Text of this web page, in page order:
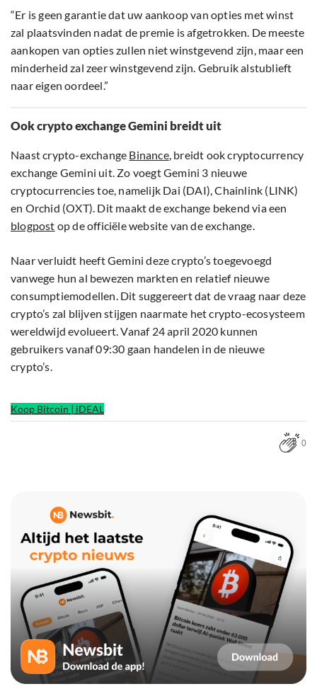
“Er is geen garantie dat uw aankoop van opties met winst
zal plaatsvinden nadat de premie is afgetrokken. De meeste
aankopen van opties zullen niet winstgevend zijn, maar een
minderheid zal zeer winstgevend zijn. Gebruik alstublieft
naar eigen oordeel.”
Ook crypto exchange Gemini breidt uit
Naast crypto-exchange Binance, breidt ook cryptocurrency
exchange Gemini uit. Zo voegt Gemini 3 nieuwe
cryptocurrencies toe, namelijk Dai (DAI), Chainlink (LINK)
en Orchid (OXT). Dit maakt de exchange bekend via een
blogpost op de officiële website van de exchange.
Naar verluidt heeft Gemini deze crypto’s toegevoegd
vanwege hun al bewezen markten en relatief nieuwe
consumptiemodellen. Dit suggereert dat de vraag naar deze
crypto’s zal blijven stijgen naarmate het crypto-ecosysteem
wereldwijd evolueert. Vanaf 24 april 2020 kunnen
gebruikers vanaf 09:30 gaan handelen in de nieuwe
crypto’s.
Koop Bitcoin | iDEAL
0